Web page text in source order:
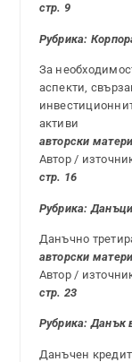
стр. 9
Рубрика:
За
аспекти,
активи
авторски
Автор /
стр. 16
Рубрика:
Данъчно
авторски
Автор /
стр. 23
Рубрика: Данък
Данъчен